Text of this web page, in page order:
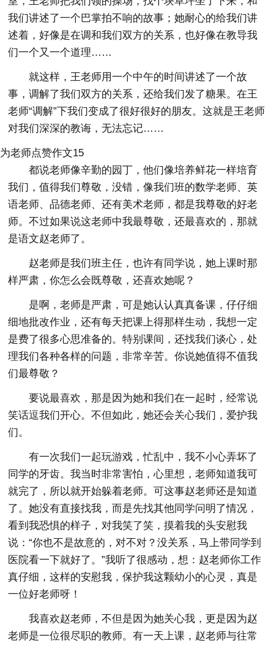
我们讲述了一个巴掌拍不响的故事；她耐心的给我们讲
述着，好像是在调和我们双方的关系，也好像在教导我
们一个又一个道理……
就这样，王老师用一个中午的时间讲述了一个故
事，调解了我们双方的关系，还给我们发了糖果。在王
老师“调解”下我们变成了很好很好的朋友。这就是王老师
对我们深深的教诲，无法忘记……
为老师点赞作文15
都说老师像辛勤的园丁，他们像培养鲜花一样培育
我们，值得我们尊敬，没错，像我们班的数学老师、英
语老师、品德老师、还有美术老师，都是我尊敬的好老
师。不过如果说这老师中我最尊敬，还最喜欢的，那就
是语文赵老师了。
赵老师是我们班主任，也许有同学说，她上课时那
样严肃，你怎么会既尊敬，还喜欢她呢？
是啊，老师是严肃，可是她认认真真备课，仔仔细
细地批改作业，还有每天把课上得那样生动，我想一定
是费了很多心思准备的。特别课间，还找我们谈心，处
理我们各种各样的问题，非常辛苦。你说她值得不值我
们最尊敬？
要说最喜欢，那是因为她和我们在一起时，经常说
笑话逗我们开心。不但如此，她还会关心我们，爱护我
们。
有一次我们一起玩游戏，忙乱中，我不小心弄坏了
同学的牙齿。我当时非常害怕，心里想，老师知道我可
就完了，所以就开始躲着老师。可这事赵老师还是知道
了。她没有直接找我，而是先找其他同学问明了情况，
看到我恐惧的样子，对我笑了笑，摸着我的头安慰我
说：“你也不是故意的，对不对？没关系，马上带同学到
医院看一下就好了。”我听了很感动，想：赵老师你工作
真仔细，这样的安慰我，保护我这颗幼小的心灵，真是
一位好老师呀！
我喜欢赵老师，不但是因为她关心我，更是因为赵
老师是一位很尽职的教师。有一天上课，赵老师与往常